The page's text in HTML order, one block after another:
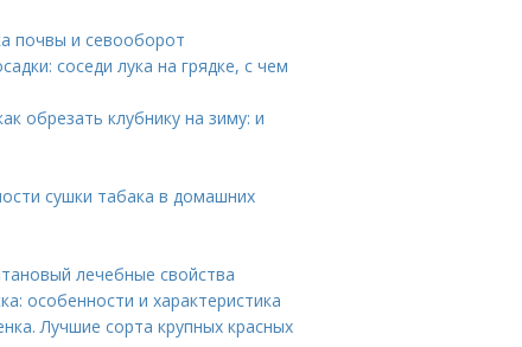
почвы и севооборот
соседи лука на грядке, с чем
обрезать клубнику на зиму: и
сушки табака в домашних
лечебные свойства
особенности и характеристика
Лучшие сорта крупных красных